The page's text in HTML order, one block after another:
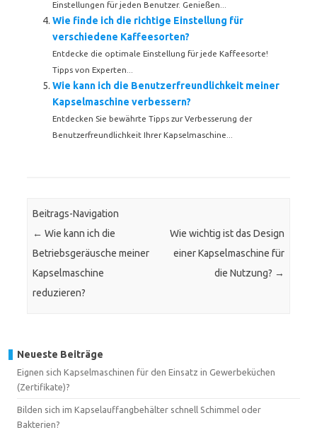
Einstellungen für jeden Benutzer. Genießen...
Wie finde ich die richtige Einstellung für
verschiedene Kaffeesorten?
Entdecke die optimale Einstellung für jede Kaffeesorte!
Tipps von Experten...
Wie kann ich die Benutzerfreundlichkeit meiner
Kapselmaschine verbessern?
Entdecken Sie bewährte Tipps zur Verbesserung der
Benutzerfreundlichkeit Ihrer Kapselmaschine...
Beitrags-Navigation
← Wie kann ich die
Betriebsgeräusche meiner
Kapselmaschine
reduzieren?
Wie wichtig ist das Design
einer Kapselmaschine für
die Nutzung? →
Neueste Beiträge
Eignen sich Kapselmaschinen für den Einsatz in Gewerbeküchen
(Zertifikate)?
Bilden sich im Kapselauffangbehälter schnell Schimmel oder
Bakterien?